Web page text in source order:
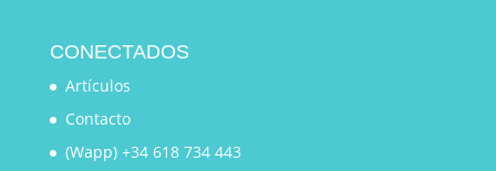
CONECTADOS
Artículos
Contacto
(Wapp) +34 618 734 443